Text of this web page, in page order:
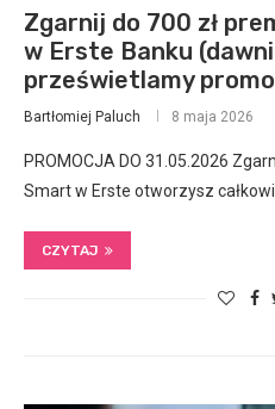
Zgarnij do 700 zł
w Erste Banku
prześwietlamy
Bartłomiej Paluch 8 maja 2026
PROMOCJA DO 31.05.2026
Smart w Erste otworzysz
CZYTAJ